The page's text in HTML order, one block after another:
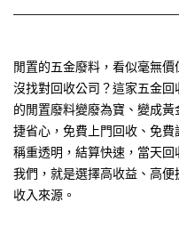
閒置的五金廢料，看似毫無
沒找對回收公司？這家五金
的閒置廢料變廢為寶、變成
捷省心，免費上門回收、免費
稱重透明，結算快速，當天
我們，就是選擇高收益、高
收入來源。